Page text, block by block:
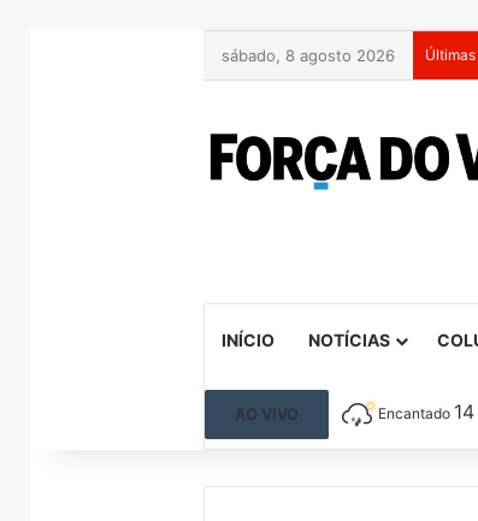
sábado, 8 agosto 2026
INÍCIO NOTÍCIAS
AO VIVO Encantado